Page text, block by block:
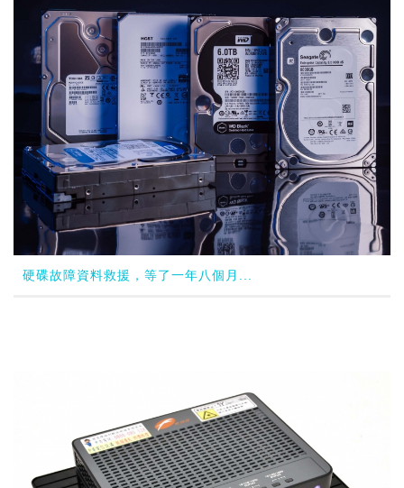
硬碟故障資料救援，等了一年八個月...